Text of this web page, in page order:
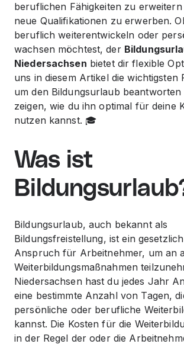
beruflichen Fähigkeiten zu
neue Qualifikationen zu erwerben.
beruflich weiterentwickeln oder
wachsen möchtest, der
Niedersachsen bietet dir flexible
uns in diesem Artikel die wichtigsten
um den Bildungsurlaub beantworten
zeigen, wie du ihn optimal für deine
nutzen kannst. 🎓
Was ist
Bildungsurlaub, auch bekannt als
Bildungsfreistellung, ist ein
Anspruch für Arbeitnehmer, um an
Weiterbildungsmaßnahmen
Niedersachsen hast du jedes Jahr
eine bestimmte Anzahl von Tagen,
persönliche oder berufliche
kannst. Die Kosten für die
in der Regel der oder die